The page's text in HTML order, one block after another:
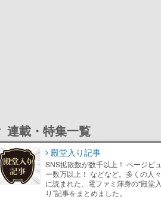
連載・特集一覧
殿堂入り記事
SNS拡散数が数千以上！ ページビュ
ー数万以上！ などなど。多くの人々
に読まれた、電ファミ渾身の“殿堂入
り”記事をまとめました。